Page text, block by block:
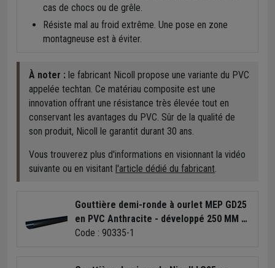
cas de chocs ou de grêle.
Résiste mal au froid extrême. Une pose en zone
montagneuse est à éviter.
À noter : le fabricant Nicoll propose une variante du PVC
appelée techtan. Ce matériau composite est une
innovation offrant une résistance très élevée tout en
conservant les avantages du PVC. Sûr de la qualité de
son produit, Nicoll le garantit durant 30 ans.
Vous trouverez plus d'informations en visionnant la vidéo
suivante ou en visitant l'article dédié du fabricant
Gouttière demi-ronde à ourlet MEP GD25
en PVC Anthracite - développé 250 MM -
longueur 4 M
Code : 90335-1